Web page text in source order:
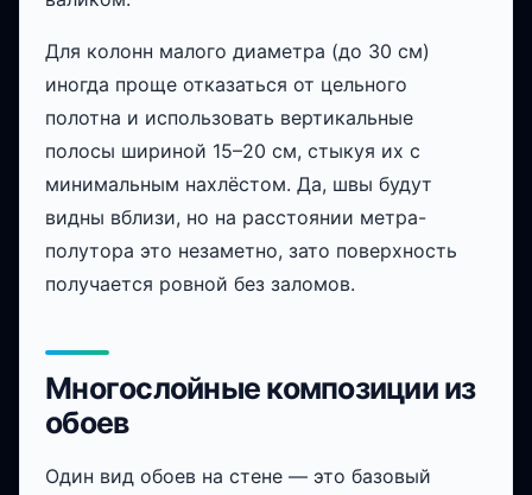
Для колонн малого диаметра (до 30 см)
иногда проще отказаться от цельного
полотна и использовать вертикальные
полосы шириной 15–20 см, стыкуя их с
минимальным нахлёстом. Да, швы будут
видны вблизи, но на расстоянии метра-
полутора это незаметно, зато поверхность
получается ровной без заломов.
Многослойные композиции из
обоев
Один вид обоев на стене — это базовый